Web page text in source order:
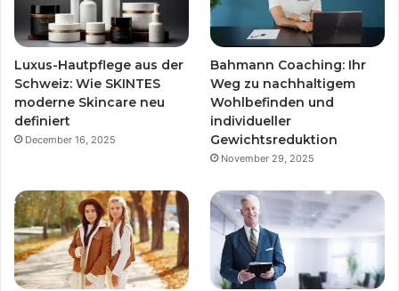
Luxus-Hautpflege aus der
Schweiz: Wie SKINTES
moderne Skincare neu
definiert
December 16, 2025
Bahmann Coaching: Ihr
Weg zu nachhaltigem
Wohlbefinden und
individueller
Gewichtsreduktion
November 29, 2025